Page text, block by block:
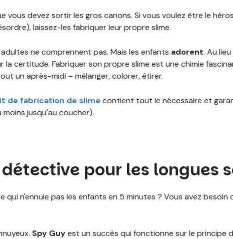
vous devez sortir les gros canons. Si vous voulez être le
laissez-les fabriquer leur propre slime.
ne comprennent pas. Mais les enfants adorent. Au
la certitude. Fabriquer son propre slime est une chimie
un après-midi – mélanger, colorer, étirer.
de fabrication de slimecontient tout le nécessaire et
jusqu'au coucher).
détective pour les longues
qui n'ennuie pas les enfants en 5 minutes ? Vous avez besoin
Spy Guyest un succès qui fonctionne sur le principe